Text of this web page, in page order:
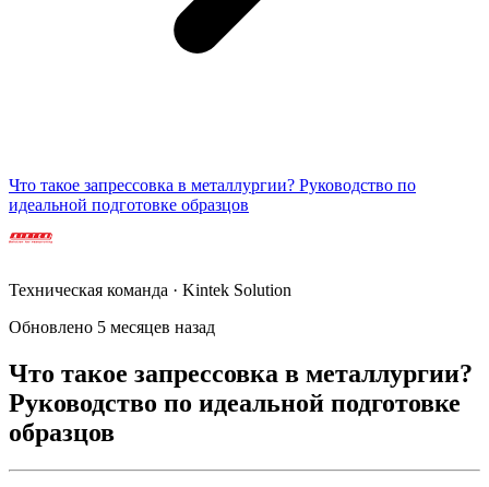
Что такое запрессовка в металлургии? Руководство по
идеальной подготовке образцов
Техническая команда · Kintek Solution
Обновлено 5 месяцев назад
Что такое запрессовка в металлургии?
Руководство по идеальной подготовке
образцов